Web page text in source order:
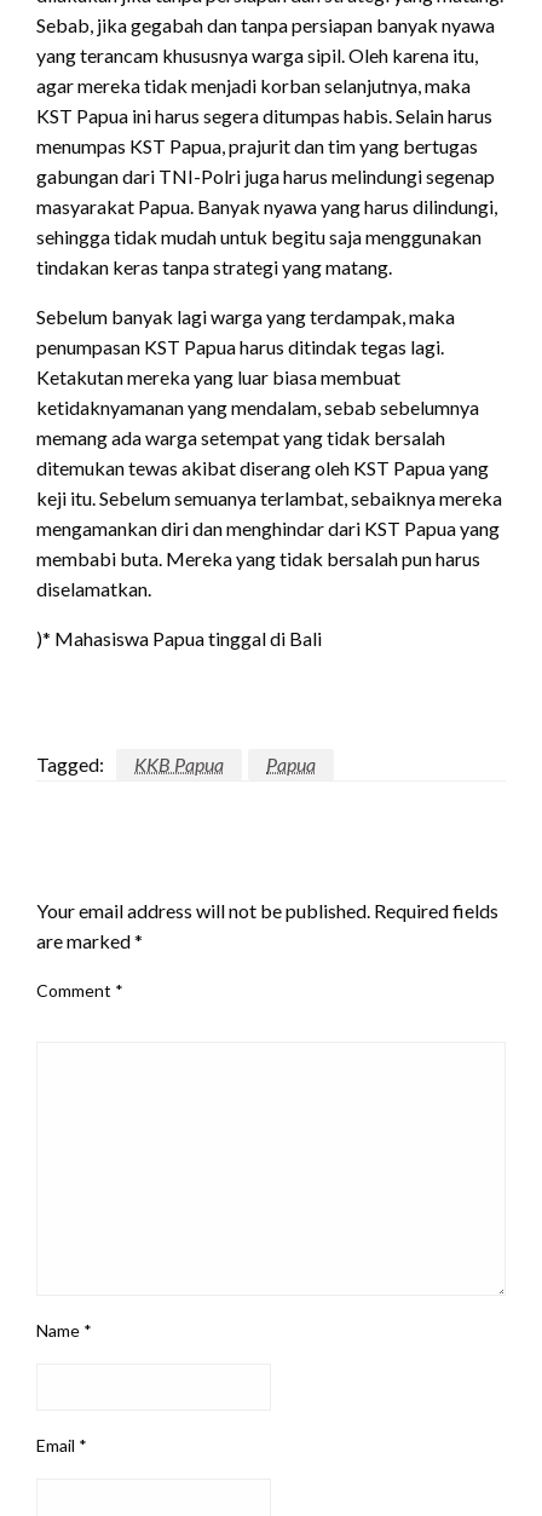
Sebab, jika gegabah dan tanpa persiapan banyak nyawa
yang terancam khususnya warga sipil. Oleh karena itu,
agar mereka tidak menjadi korban selanjutnya, maka
KST Papua ini harus segera ditumpas habis. Selain harus
menumpas KST Papua, prajurit dan tim yang bertugas
gabungan dari TNI-Polri juga harus melindungi segenap
masyarakat Papua. Banyak nyawa yang harus dilindungi,
sehingga tidak mudah untuk begitu saja menggunakan
tindakan keras tanpa strategi yang matang.
Sebelum banyak lagi warga yang terdampak, maka
penumpasan KST Papua harus ditindak tegas lagi.
Ketakutan mereka yang luar biasa membuat
ketidaknyamanan yang mendalam, sebab sebelumnya
memang ada warga setempat yang tidak bersalah
ditemukan tewas akibat diserang oleh KST Papua yang
keji itu. Sebelum semuanya terlambat, sebaiknya mereka
mengamankan diri dan menghindar dari KST Papua yang
membabi buta. Mereka yang tidak bersalah pun harus
diselamatkan.
)* Mahasiswa Papua tinggal di Bali
Tagged: KKB Papua Papua
Your email address will not be published. Required fields
are marked*
Comment *
Name *
Email *